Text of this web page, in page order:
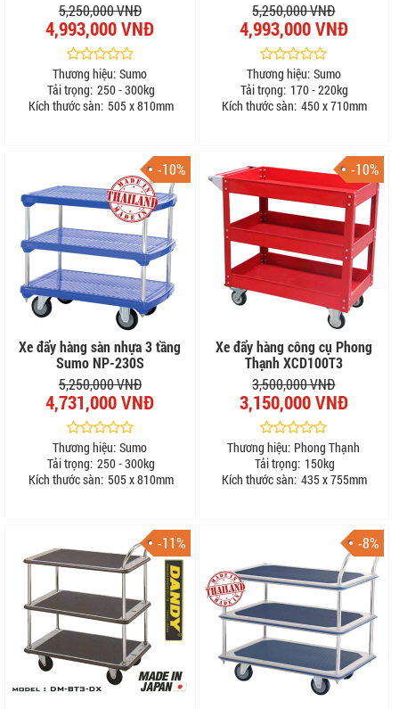
5,250,000 VNĐ
4,993,000 VNĐ
Thương hiệu: Sumo
Tải trọng: 250 - 300kg
Kích thước sàn: 505 x 810mm
5,250,000 VNĐ
4,993,000 VNĐ
Thương hiệu: Sumo
Tải trọng: 170 - 220kg
Kích thước sàn: 450 x 710mm
-10%
Xe đẩy hàng sàn nhựa 3 tầng
Sumo NP-230S
5,250,000 VNĐ
4,731,000 VNĐ
Thương hiệu: Sumo
Tải trọng: 250 - 300kg
Kích thước sàn: 505 x 810mm
-10%
Xe đẩy hàng công cụ Phong
Thạnh XCD100T3
3,500,000 VNĐ
3,150,000 VNĐ
Thương hiệu: Phong Thạnh
Tải trọng: 150kg
Kích thước sàn: 435 x 755mm
-11% -8%